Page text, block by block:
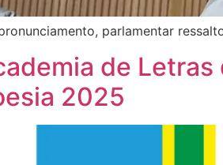
parlamentar
de
2025